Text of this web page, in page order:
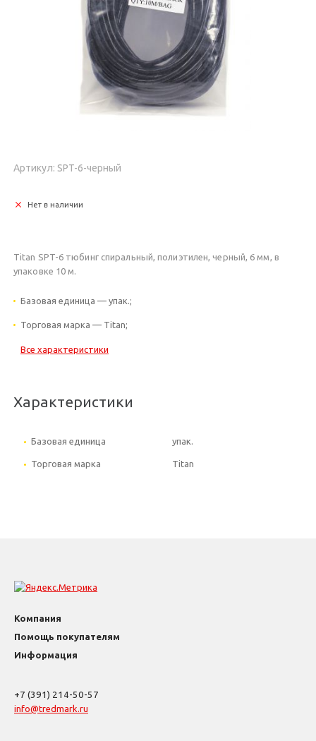
Артикул: SPT-6-черный
Нет в наличии
Titan SPT-6 тюбинг спиральный, полиэтилен, черный, 6 мм, в
упаковке 10 м.
Базовая единица — упак.;
Торговая марка — Titan;
Все характеристики
Характеристики
Базовая единица упак.
Торговая марка Titan
Компания
Помощь покупателям
Информация
+7 (391) 214-50-57
info@tredmark.ru